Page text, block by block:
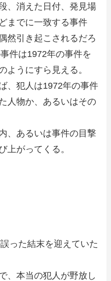
、消えた日付、発見場
までに一致する事件
然引き起こされるだろ
件は1972年の事件を
ようにすら見える。
、犯人は1972年の事件
人物か、あるいはその
、あるいは事件の目撃
上がってくる。
った結末を迎えていた
、本当の犯人が野放し